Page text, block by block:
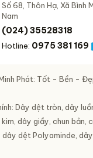
Số 68, Thôn Hạ, Xã Bình
Nam
(024) 35528318
Hotline: 0975 381 169
Phát: Tốt - Bền -
Dây dệt tròn, dây
dây giầy, chun bản,
dây dệt Polyaminde,